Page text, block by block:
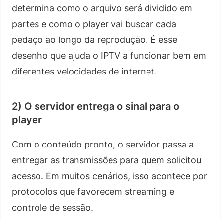
determina como o arquivo será dividido em
partes e como o player vai buscar cada
pedaço ao longo da reprodução. É esse
desenho que ajuda o IPTV a funcionar bem em
diferentes velocidades de internet.
2) O servidor entrega o sinal para o
player
Com o conteúdo pronto, o servidor passa a
entregar as transmissões para quem solicitou
acesso. Em muitos cenários, isso acontece por
protocolos que favorecem streaming e
controle de sessão.